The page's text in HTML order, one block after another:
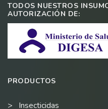
TODOS NUESTROS
AUTORIZACIÓN DE:
PRODUCTOS
Insecticidas